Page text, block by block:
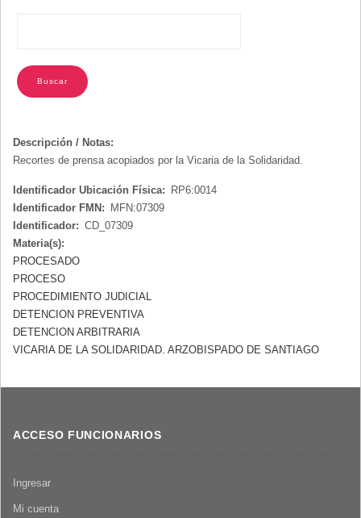
Descripción / Notas:
Recortes de prensa acopiados por la Vicaria de la Solidaridad.
Identificador Ubicación Física:
RP6:0014
Identificador FMN:
MFN:07309
Identificador: CD_07309
Materia(s):
PROCESADO
PROCESO
PROCEDIMIENTO JUDICIAL
DETENCION PREVENTIVA
DETENCION ARBITRARIA
VICARIA DE LA SOLIDARIDAD. ARZOBISPADO DE SANTIAGO
ACCESO FUNCIONARIOS
Ingresar
Mi cuenta